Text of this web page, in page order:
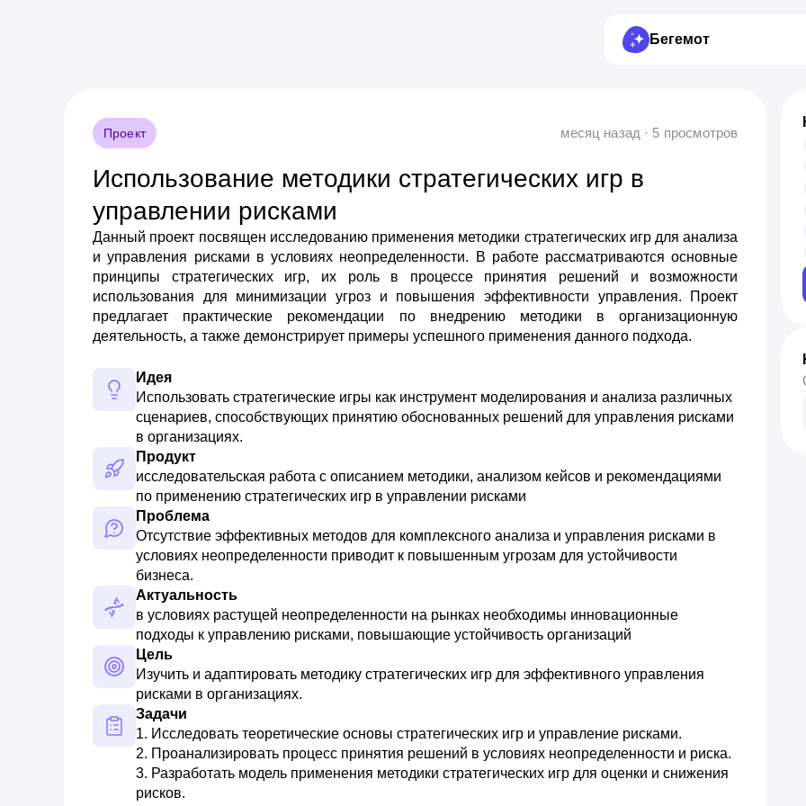
Бегемот
Проект месяц назад · 5 просмотров
Использование методики стратегических игр в
управлении рисками
Данный проект посвящен исследованию применения методики стратегических игр для анализа
и управления рисками в условиях неопределенности. В работе рассматриваются основные
принципы стратегических игр, их роль в процессе принятия решений и возможности
использования для минимизации угроз и повышения эффективности управления. Проект
предлагает практические рекомендации по внедрению методики в организационную
деятельность, а также демонстрирует примеры успешного применения данного подхода.
Идея
Использовать стратегические игры как инструмент моделирования и анализа различных
сценариев, способствующих принятию обоснованных решений для управления рисками
в организациях.
Продукт
исследовательская работа с описанием методики, анализом кейсов и рекомендациями
по применению стратегических игр в управлении рисками
Проблема
Отсутствие эффективных методов для комплексного анализа и управления рисками в
условиях неопределенности приводит к повышенным угрозам для устойчивости
бизнеса.
Актуальность
в условиях растущей неопределенности на рынках необходимы инновационные
подходы к управлению рисками, повышающие устойчивость организаций
Цель
Изучить и адаптировать методику стратегических игр для эффективного управления
рисками в организациях.
Задачи
1. Исследовать теоретические основы стратегических игр и управление рисками.
2. Проанализировать процесс принятия решений в условиях неопределенности и риска.
3. Разработать модель применения методики стратегических игр для оценки и снижения
рисков.